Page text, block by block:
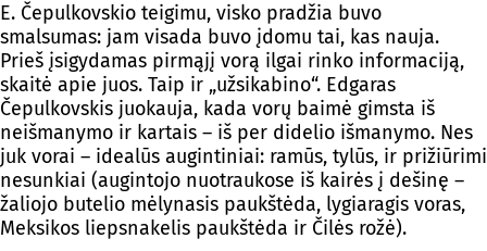
E. Čepulkovskio teigimu, visko pradžia buvo
smalsumas: jam visada buvo įdomu tai, kas nauja.
Prieš įsigydamas pirmąjį vorą ilgai rinko informaciją,
skaitė apie juos. Taip ir „užsikabino“. Edgaras
Čepulkovskis juokauja, kada vorų baimė gimsta iš
neišmanymo ir kartais – iš per didelio išmanymo. Nes
juk vorai – idealūs augintiniai: ramūs, tylūs, ir prižiūrimi
nesunkiai (augintojo nuotraukose iš kairės į dešinę –
žaliojo butelio mėlynasis paukštėda, lygiaragis voras,
Meksikos liepsnakelis paukštėda ir Čilės rožė).